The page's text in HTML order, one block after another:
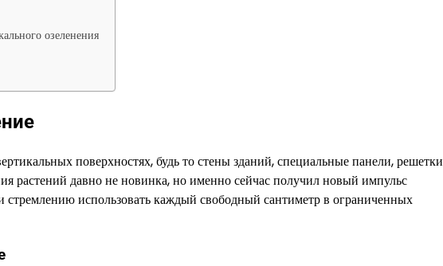
озеленения
поверхностях, будь то стены зданий, специальные панели, решетки
растений давно не новинка, но именно сейчас получил новый импульс
стремлению использовать каждый свободный сантиметр в ограниченных